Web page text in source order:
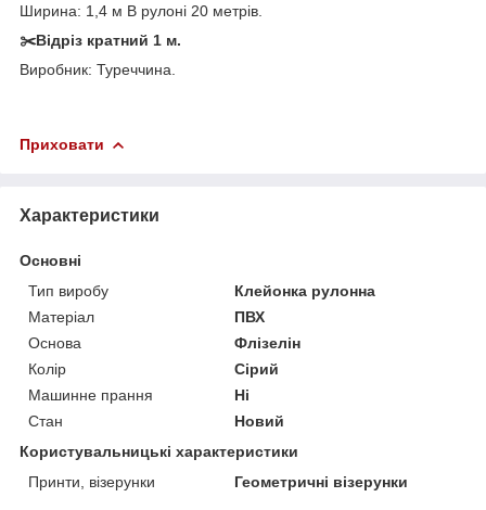
Ширина: 1,4 м В рулоні 20 метрів.
✂️Відріз кратний 1 м.
Виробник: Туреччина.
Приховати
Характеристики
Основні
Тип виробу
Клейонка рулонна
Матеріал
ПВХ
Основа
Флізелін
Колір
Сірий
Машинне прання
Ні
Стан
Новий
Користувальницькі характеристики
Принти, візерунки
Геометричні візерунки